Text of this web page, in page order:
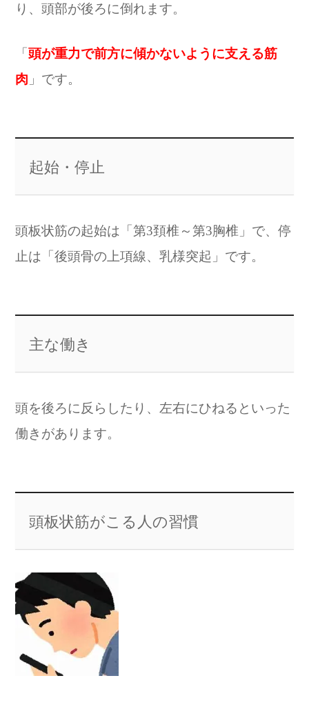
り、頭部が後ろに倒れます。
「頭が重力で前方に傾かないように支える筋
肉 」です。
起始・停止
頭板状筋の起始は「第3頚椎～第3胸椎」で、停
止は「後頭骨の上項線、乳様突起」です。
主な働き
頭を後ろに反らしたり、左右にひねるといった
働きがあります。
頭板状筋がこる人の習慣